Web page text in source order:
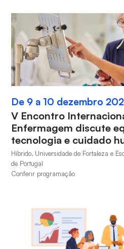
De 9 a 10 dezembro
V Encontro
Enfermagem discute
tecnologia e cuidado
Híbrido, Universidade de Fortaleza e
de Portugal
Conferir programação